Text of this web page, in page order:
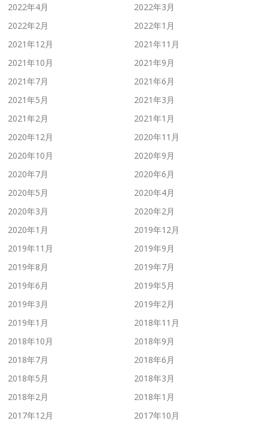
2022年4月
2022年3月
2022年2月
2022年1月
2021年12月
2021年11月
2021年10月
2021年9月
2021年7月
2021年6月
2021年5月
2021年3月
2021年2月
2021年1月
2020年12月
2020年11月
2020年10月
2020年9月
2020年7月
2020年6月
2020年5月
2020年4月
2020年3月
2020年2月
2020年1月
2019年12月
2019年11月
2019年9月
2019年8月
2019年7月
2019年6月
2019年5月
2019年3月
2019年2月
2019年1月
2018年11月
2018年10月
2018年9月
2018年7月
2018年6月
2018年5月
2018年3月
2018年2月
2018年1月
2017年12月
2017年10月